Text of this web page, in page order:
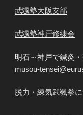
武颯塾大阪支部
武颯塾神戸修練会
明石～神戸で鍼灸
musou-
脱力・練気武颯拳